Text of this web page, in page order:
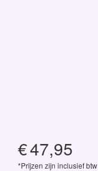
€47,95
*Prijzen zijn inclusief btw